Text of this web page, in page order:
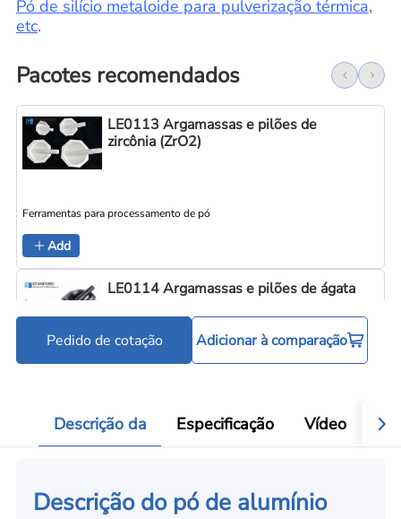
Pó de silício metaloide para pulverização térmica,
etc.
Pacotes recomendados
LE0113 Argamassas e pilões de
zircônia (ZrO2)
Ferramentas para processamento de pó
Add
LE0114 Argamassas e pilões de ágata
Pedido de cotação Adicionar à comparação
Descrição da Especificação Vídeo
Descrição do pó de alumínio